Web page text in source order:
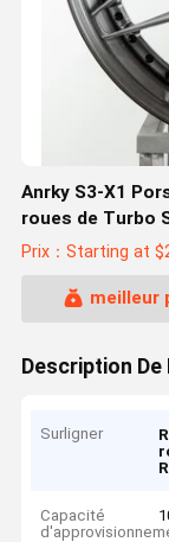
Anrky S3-X1
roues de Turbo
Prix：Starting at
meilleur
Description De
Surligner
Capacité